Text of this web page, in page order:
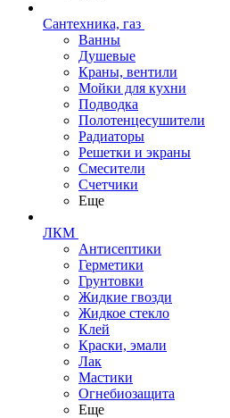
Сантехника, газ
Ванны
Душевые
Краны, вентили
Мойки для кухни
Подводка
Полотенцесушители
Радиаторы
Решетки и экраны
Смесители
Счетчики
Еще
ЛКМ
Антисептики
Герметики
Грунтовки
Жидкие гвозди
Жидкое стекло
Клей
Краски, эмали
Лак
Мастики
Огнебиозащита
Еще